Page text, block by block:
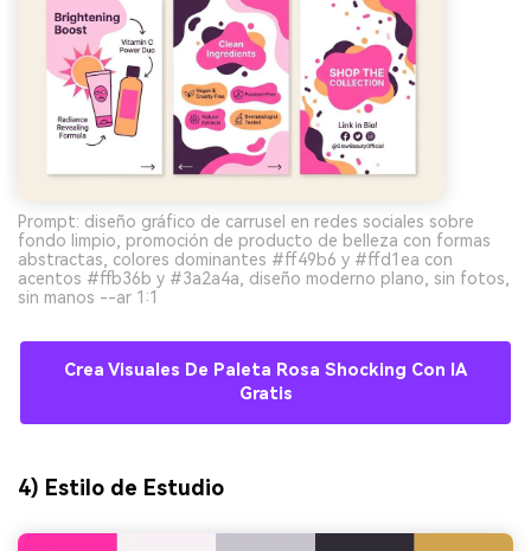
Prompt: diseño gráfico de carrusel en redes sociales sobre
fondo limpio, promoción de producto de belleza con formas
abstractas, colores dominantes #ff49b6 y #ffd1ea con
acentos #ffb36b y #3a2a4a, diseño moderno plano, sin fotos,
sin manos --ar 1:1
Crea Visuales De Paleta Rosa Shocking Con IA
Gratis
4) Estilo de Estudio